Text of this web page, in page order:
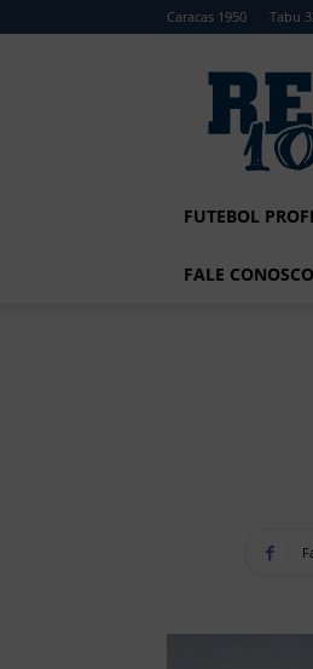
Caracas 1950 Tabu
FUTEBOL
FALE CONOSCO